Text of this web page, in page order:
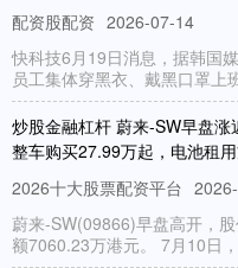
配资股配资 2026-07-14
快科技6月19日消息，据韩国
员工集体穿黑衣、戴黑口罩上
炒股金融杠杆 蔚来-SW早盘涨
整车购买27.99万起，电池租
2026十大股票配资平台
蔚来-SW(09866)早盘高开，
额7060.23万港元。 7月10日